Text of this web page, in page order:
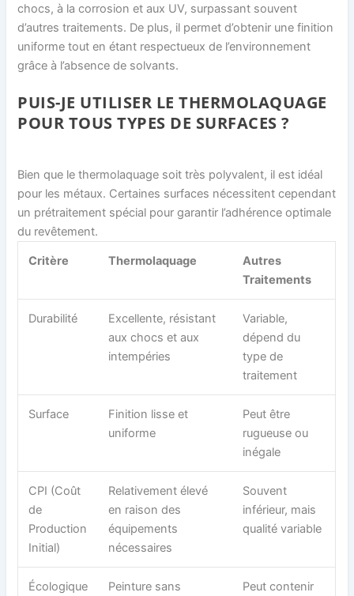
chocs, à la corrosion et aux UV, surpassant souvent
d’autres traitements. De plus, il permet d’obtenir une finition
uniforme tout en étant respectueux de l’environnement
grâce à l’absence de solvants.
PUIS-JE UTILISER LE THERMOLAQUAGE
POUR TOUS TYPES DE SURFACES ?
Bien que le thermolaquage soit très polyvalent, il est idéal
pour les métaux. Certaines surfaces nécessitent cependant
un prétraitement spécial pour garantir l’adhérence optimale
du revêtement.
Critère Thermolaquage
Autres
Traitements
Durabilité
Excellente, résistant
aux chocs et aux
intempéries
Variable,
dépend du
type de
traitement
Surface
Finition lisse et
uniforme
Peut être
rugueuse ou
inégale
CPI (Coût
de
Production
Initial)
Relativement élevé
en raison des
équipements
nécessaires
Souvent
inférieur, mais
qualité variable
Écologique Peinture sans Peut contenir